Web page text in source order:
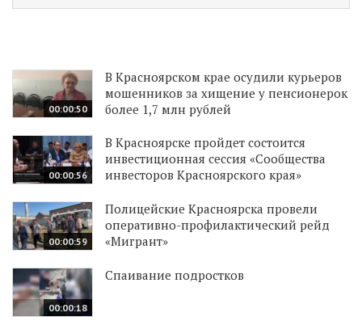
00:00:50
В Красноярском крае осудили курьеров
мошенников за хищение у пенсионерок
более 1,7 млн рублей
00:00:56
В Красноярске пройдет состоится
инвестиционная сессия «Сообщества
инвесторов Красноярского края»
00:00:59
Полицейские Красноярска провели
оперативно-профилактический рейд
«Мигрант»
00:00:18
Спаивание подростков